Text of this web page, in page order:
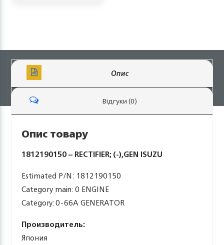
Опис
Відгуки (0)
Опис товару
1812190150 – RECTIFIER; (-),GEN ISUZU
Estimated P/N: 1812190150
Category main: 0 ENGINE
Category: 0-66A GENERATOR
Производитель:
Япония